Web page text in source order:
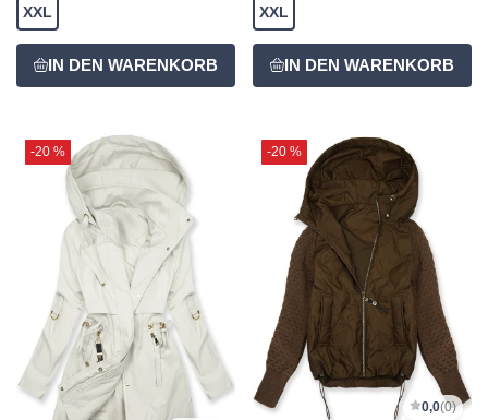
XXL XXL
-20 % -20 %
0,0(0)